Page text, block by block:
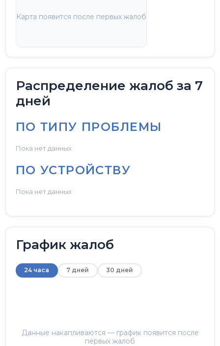
Карта появится после первых жалоб
Распределение жалоб за 7
дней
ПО ТИПУ ПРОБЛЕМЫ
Пока нет данных
ПО УСТРОЙСТВУ
Пока нет данных
График жалоб
24 часа 7 дней 30 дней
Данные накапливаются — график появится после
первых жалоб